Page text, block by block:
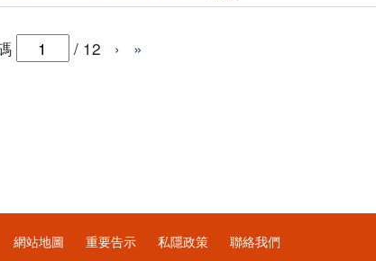
/ 12 › »
網站地圖 重要告示 私隱政策 聯絡我們